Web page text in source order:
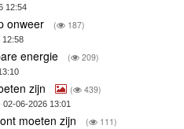
12:54
onweer ( 187)
12:58
energie ( 209)
zijn ( 439)
02-06-2026 13:01
moeten zijn ( 111)